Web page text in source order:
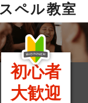
ペル教室
初心者
大歓迎